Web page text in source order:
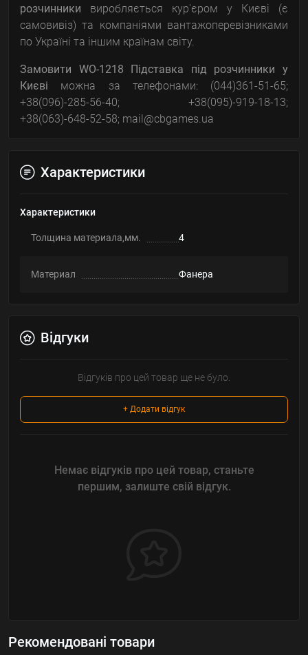
розчинники
виробляється кур'єром у Києві (є
самовивіз) та компаніями вантажоперевізниками
по Україні та іншим країнам світу.
Замовити WO-1218 Підставка під розчинники
у
Києві можна за телефонами: (044)361-51-65;
+38(096)-285-56-40; +38(095)-919-18-13;
+38(063)-648-52-58; mail@cbgames.ua
Характеристики
Характеристики
Толщина материала,мм. 4
Материал Фанера
Відгуки
Відгуків про цей товар ще не було.
+ Додати відгук
Немає відгуків про цей товар, станьте
першим, залиште свій відгук.
Рекомендовані товари